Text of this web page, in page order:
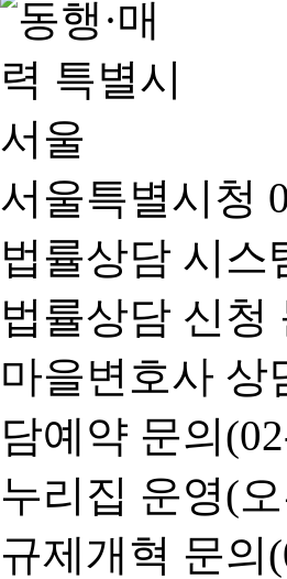
서울특별시청
법률상담 시스
법률상담 신청
마을변호사 상
담예약 문의
누리집 운영(
규제개혁 문의